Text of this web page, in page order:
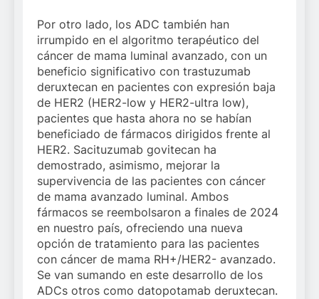
Por otro lado, los ADC también han
irrumpido en el algoritmo terapéutico del
cáncer de mama luminal avanzado, con un
beneficio significativo con trastuzumab
deruxtecan en pacientes con expresión baja
de HER2 (HER2-low y HER2-ultra low),
pacientes que hasta ahora no se habían
beneficiado de fármacos dirigidos frente al
HER2. Sacituzumab govitecan ha
demostrado, asimismo, mejorar la
supervivencia de las pacientes con cáncer
de mama avanzado luminal. Ambos
fármacos se reembolsaron a finales de 2024
en nuestro país, ofreciendo una nueva
opción de tratamiento para las pacientes
con cáncer de mama RH+/HER2- avanzado.
Se van sumando en este desarrollo de los
ADCs otros como datopotamab deruxtecan.